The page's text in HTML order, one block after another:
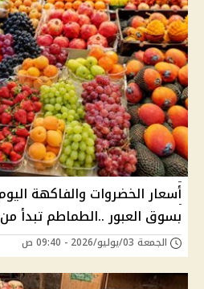
بسوق العبور ..الطماطم تبدأ من 7 جنيهات
الجمعة 03/يوليو/2026 - 09:40 ص